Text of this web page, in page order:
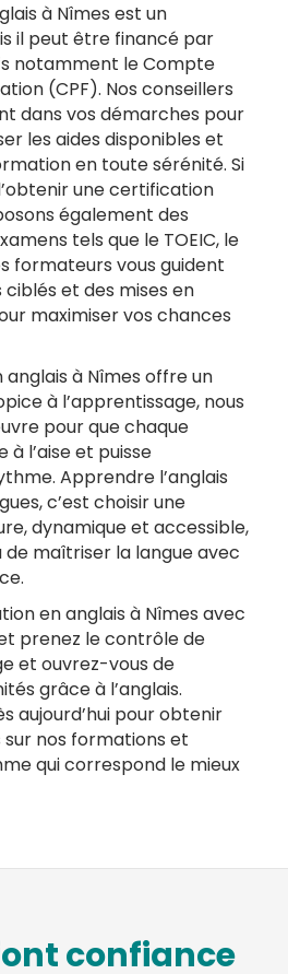
à Nîmes est un
il peut être financé par
notamment le Compte
(CPF). Nos conseillers
dans vos démarches pour
les aides disponibles et
en toute sérénité. Si
une certification
également des
tels que le TOEIC, le
formateurs vous guident
et des mises en
maximiser vos chances
à Nîmes offre un
à l’apprentissage, nous
pour que chaque
l’aise et puisse
Apprendre l’anglais
c’est choisir une
dynamique et accessible,
maîtriser la langue avec
en anglais à Nîmes avec
prenez le contrôle de
et ouvrez-vous de
grâce à l’anglais.
aujourd’hui pour obtenir
sur nos formations et
qui correspond le mieux
confiance